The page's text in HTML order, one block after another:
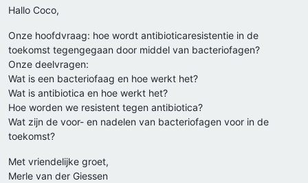
Hallo Coco,
Onze hoofdvraag: hoe wordt antibioticaresistentie in de
toekomst tegengegaan door middel van bacteriofagen?
Onze deelvragen:
Wat is een bacteriofaag en hoe werkt het?
Wat is antibiotica en hoe werkt het?
Hoe worden we resistent tegen antibiotica?
Wat zijn de voor- en nadelen van bacteriofagen voor in de
toekomst?
Met vriendelijke groet,
Merle van der Giessen